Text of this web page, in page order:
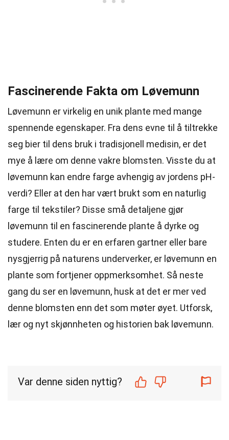
Fascinerende Fakta om Løvemunn
Løvemunn er virkelig en unik plante med mange
spennende egenskaper. Fra dens evne til å tiltrekke
seg bier til dens bruk i tradisjonell medisin, er det
mye å lære om denne vakre blomsten. Visste du at
løvemunn kan endre farge avhengig av jordens pH-
verdi? Eller at den har vært brukt som en naturlig
farge til tekstiler? Disse små detaljene gjør
løvemunn til en fascinerende plante å dyrke og
studere. Enten du er en erfaren gartner eller bare
nysgjerrig på naturens underverker, er løvemunn en
plante som fortjener oppmerksomhet. Så neste
gang du ser en løvemunn, husk at det er mer ved
denne blomsten enn det som møter øyet. Utforsk,
lær og nyt skjønnheten og historien bak løvemunn.
Var denne siden nyttig?